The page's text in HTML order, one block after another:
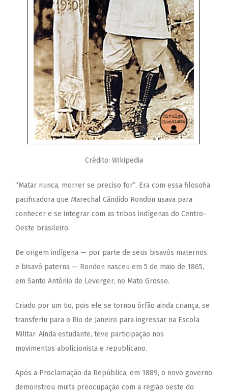
Crédito: Wikipedia
“Matar nunca, morrer se preciso for”. Era com essa filosofia
pacificadora que Marechal Cândido Rondon usava para
conhecer e se integrar com as tribos indígenas do Centro-
Oeste brasileiro.
De origem indígena — por parte de seus bisavós maternos
e bisavó paterna — Rondon nasceu em 5 de maio de 1865,
em Santo Antônio de Leverger, no Mato Grosso.
Criado por um tio, pois ele se tornou órfão ainda criança, se
transferiu para o Rio de Janeiro para ingressar na Escola
Militar. Ainda estudante, teve participação nos
movimentos abolicionista e republicano.
Após a Proclamação da República, em 1889, o novo governo
demonstrou muita preocupação com a região oeste do